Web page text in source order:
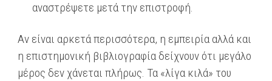
αναστρέψετε μετά την επιστροφή.
Αν είναι αρκετά περισσότερα, η εμπειρία αλλά και
η επιστημονική βιβλιογραφία δείχνουν ότι μεγάλο
μέρος δεν χάνεται πλήρως. Τα «λίγα κιλά» του